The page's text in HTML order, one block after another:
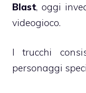
Blast, oggi
videogioco.
I trucchi
personaggi